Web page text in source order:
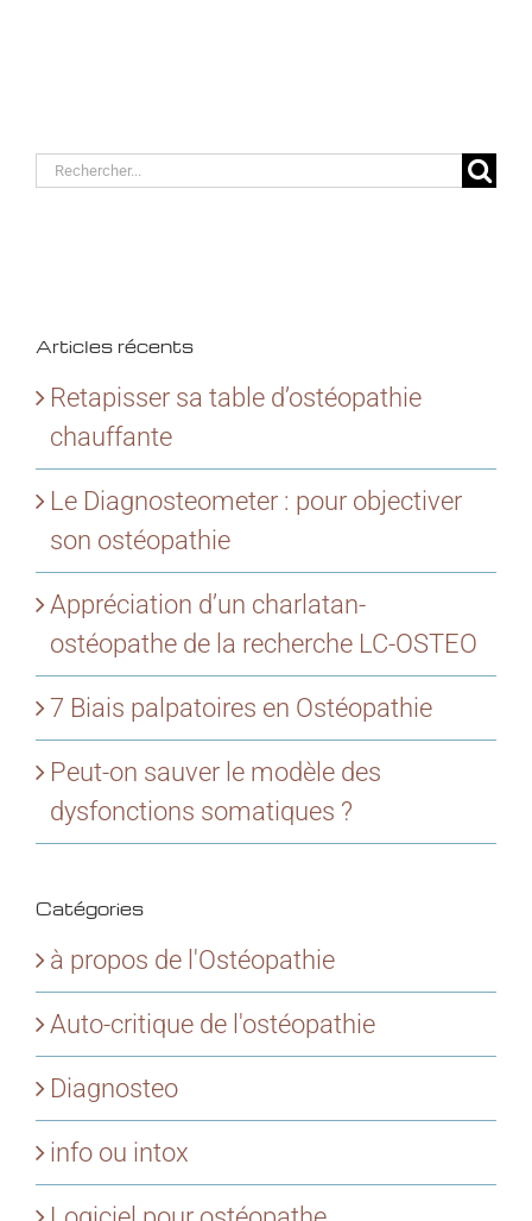
Rechercher:
Articles récents
Retapisser sa table d’ostéopathie
chauffante
Le Diagnosteometer : pour objectiver
son ostéopathie
Appréciation d’un charlatan-
ostéopathe de la recherche LC-OSTEO
7 Biais palpatoires en Ostéopathie
Peut-on sauver le modèle des
dysfonctions somatiques ?
Catégories
à propos de l'Ostéopathie
Auto-critique de l'ostéopathie
Diagnosteo
info ou intox